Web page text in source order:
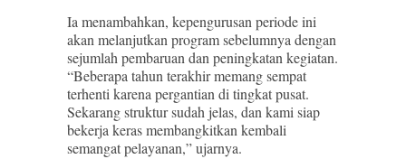
Ia menambahkan, kepengurusan periode ini
akan melanjutkan program sebelumnya dengan
sejumlah pembaruan dan peningkatan kegiatan.
“Beberapa tahun terakhir memang sempat
terhenti karena pergantian di tingkat pusat.
Sekarang struktur sudah jelas, dan kami siap
bekerja keras membangkitkan kembali
semangat pelayanan,” ujarnya.